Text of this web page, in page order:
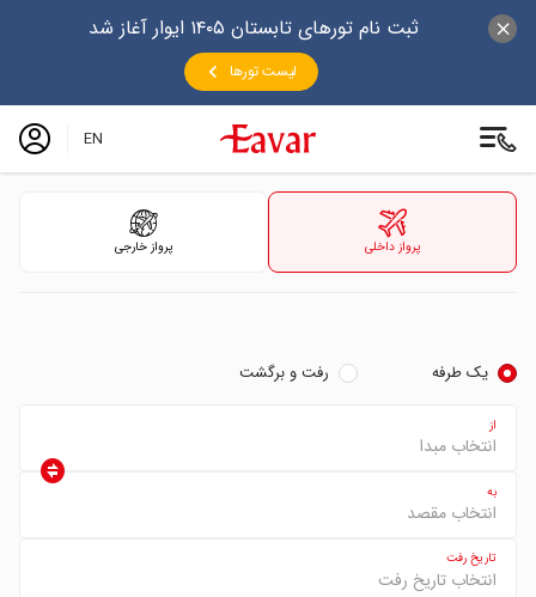
ثبت نام تورهای تابستان ۱۴۰۵ ایوار آغاز شد
لیست تورها
EN
پرواز داخلی پرواز خارجی
یک طرفه رفت و برگشت
از
به
تاریخ رفت
انتخاب تاریخ رفت